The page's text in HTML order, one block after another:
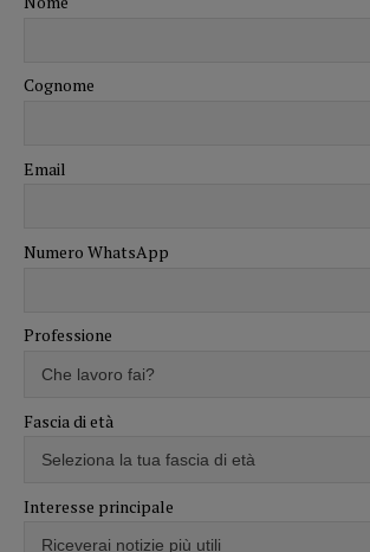
Cognome
Email
Numero WhatsApp
Professione
Fascia di età
Interesse principale